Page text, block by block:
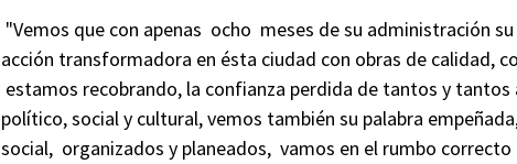
"Vemos que con apenas ocho meses de su administración
acción transformadora en ésta ciudad con obras de calidad,
estamos recobrando, la confianza perdida de tantos y
político, social y cultural, vemos también su palabra
social, organizados y planeados, vamos en el rumbo correcto